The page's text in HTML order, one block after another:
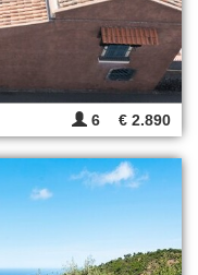
6 € 2.890